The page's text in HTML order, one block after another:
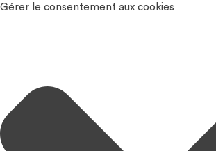
Gérer le consentement aux cookies